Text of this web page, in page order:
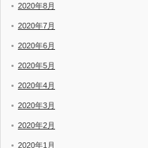
2020年8月
2020年7月
2020年6月
2020年5月
2020年4月
2020年3月
2020年2月
2020年1月